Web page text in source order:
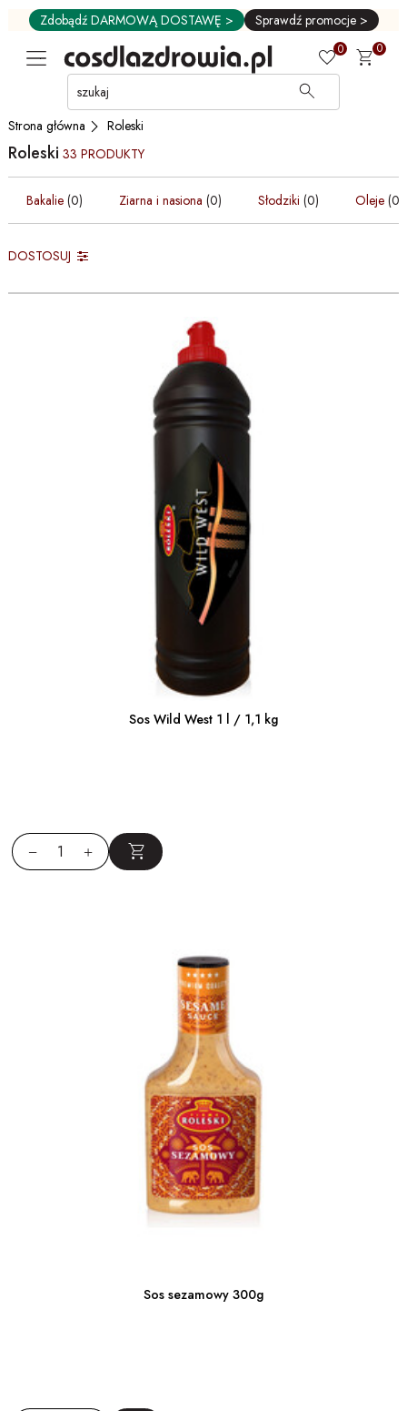
Przejdź
GŁÓWNEJ
ZAWARTOŚCI
PRODUKTÓW
MENU
MENU
Zdobądź DARMOWĄ DOSTAWĘ > Sprawdź promocje >
0 0
Strona główna Roleski
Roleski 33 PRODUKTY
Bakalie (0) Ziarna i nasiona (0) Słodziki (0) Oleje (0)
DOSTOSUJ
Sos Wild West 1 l / 1,1 kg
Sos sezamowy 300g